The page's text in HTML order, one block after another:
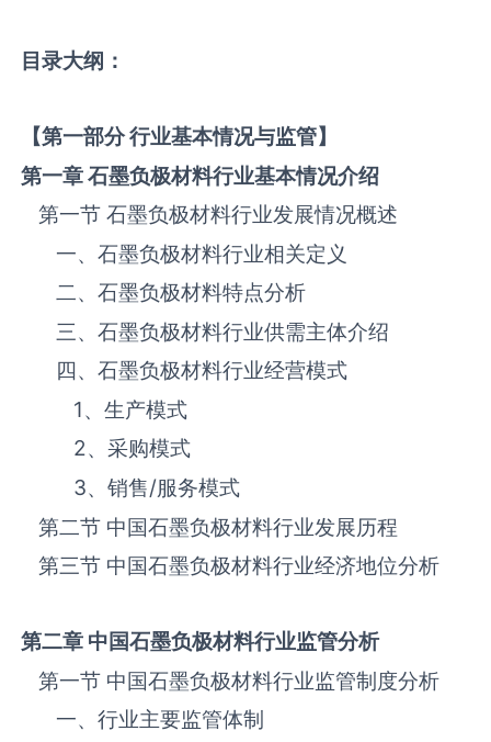
目录大纲：
【第一部分 行业基本情况与监管】
第一章 石墨负极材料行业基本情况介绍
第一节 石墨负极材料‌‌‌行业发展情况概述
一、石墨负极材料‌‌‌行业相关定义
二、石墨负极材料‌‌‌特点分析
三、石墨负极材料‌‌‌行业供需主体介绍
四、石墨负极材料‌‌‌行业经营模式
1、生产模式
2、采购模式
3、销售/服务模式
第二节 中国石墨负极材料‌‌‌行业发展历程
第三节 中国石墨负极材料行业经济地位分析
第二章 中国石墨负极材料行业监管分析
第一节 中国石墨负极材料‌‌‌行业监管制度分析
一、行业主要监管体制